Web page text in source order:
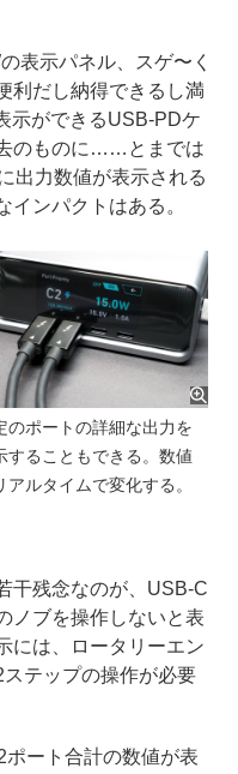
表示パネル、スゲ〜く
利だし納得できるし満
示ができるUSB-PDケ
のものに……とまでは
出力数値が表示される
ンパクトはある。
のポートの詳細な出力を
することもできる。数値
アルタイムで変化する。
干残念なのが、USB-C
ノブを操作しないと表
には、ロータリーエン
テップの操作が必要
ート合計の数値が表